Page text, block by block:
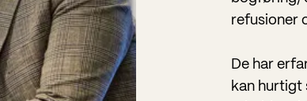
refusioner
De har
kan hurtigt